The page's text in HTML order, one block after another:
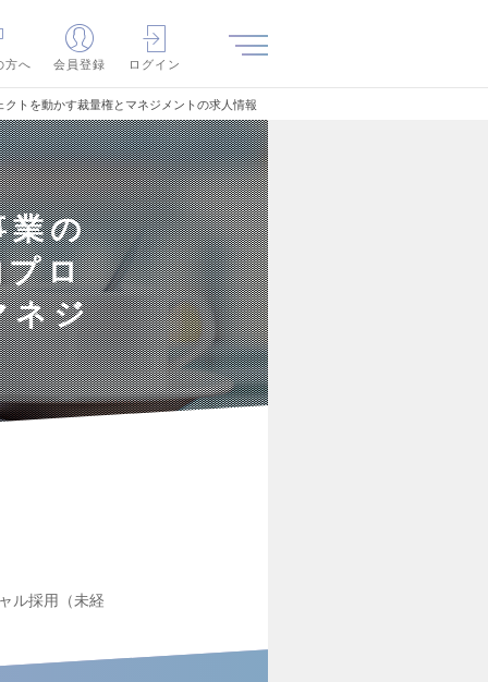
方へ 会員登録 ログイン
トを動かす裁量権とマネジメントの求人情報
業の
プロ
ネジ
ル採用（未経